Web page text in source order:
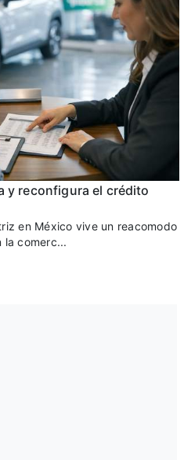
y reconfigura el crédito
en México vive un reacomodo
la comerc...